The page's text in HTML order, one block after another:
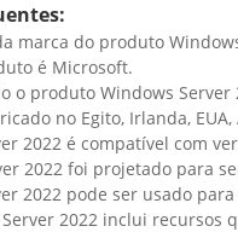
marca do produto
é Microsoft.
o produto Windows Server
no Egito, Irlanda,
2022 é compatível com
2022 foi projetado para
2022 pode ser usado
Server 2022 inclui